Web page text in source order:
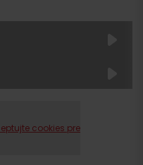
cookies pre